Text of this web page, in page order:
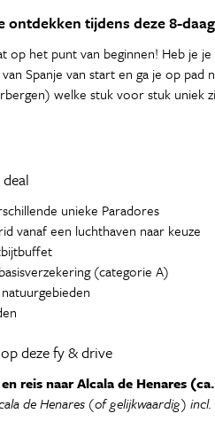
ontdekken tijdens deze 8-
op het punt van beginnen! Heb je
Spanje van start en ga je op
welke stuk voor stuk uniek
unieke Paradores
vanaf een luchthaven naar keuze
(categorie A)
deze fy & drive
reis naar Alcala de Henares
de Henares (of gelijkwaardig)